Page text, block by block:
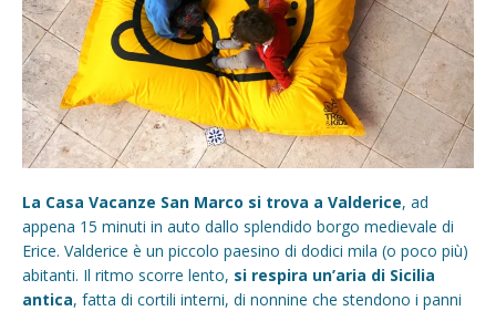
La Casa Vacanze San Marco si trova a Valderice, ad
appena 15 minuti in auto dallo splendido borgo medievale di
Erice. Valderice è un piccolo paesino di dodici mila (o poco più)
abitanti. Il ritmo scorre lento, si respira un’aria di Sicilia
antica, fatta di cortili interni, di nonnine che stendono i panni